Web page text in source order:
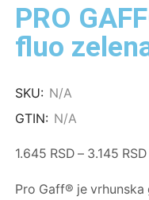
PRO
fluo
SKU: N/A
GTIN: N/A
1.645 RSD – 3.145 RSD
Pro Gaff® je